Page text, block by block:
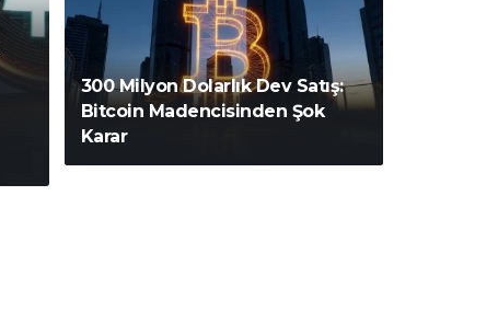
300 Milyon Dolarlık Dev Satış:
Bitcoin Madencisinden Şok
Karar